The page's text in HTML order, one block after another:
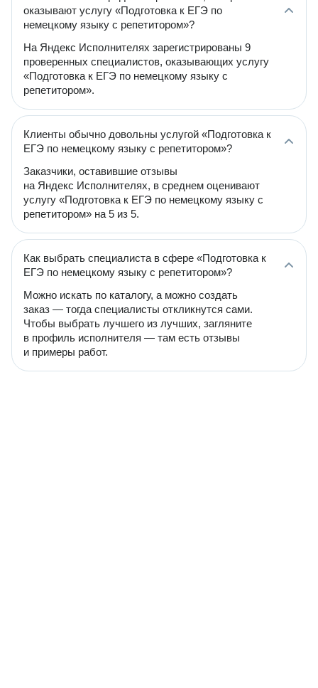
оказывают услугу «Подготовка к ЕГЭ по
немецкому языку с репетитором»?
На Яндекс Исполнителях зарегистрированы 9
проверенных специалистов, оказывающих услугу
«Подготовка к ЕГЭ по немецкому языку с
репетитором».
Клиенты обычно довольны услугой «Подготовка к
ЕГЭ по немецкому языку с репетитором»?
Заказчики, оставившие отзывы
на Яндекс Исполнителях, в среднем оценивают
услугу «Подготовка к ЕГЭ по немецкому языку с
репетитором» на 5 из 5.
Как выбрать специалиста в сфере «Подготовка к
ЕГЭ по немецкому языку с репетитором»?
Можно искать по каталогу, а можно создать
заказ — тогда специалисты откликнутся сами.
Чтобы выбрать лучшего из лучших, загляните
в профиль исполнителя — там есть отзывы
и примеры работ.